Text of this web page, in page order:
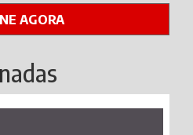
AGORA